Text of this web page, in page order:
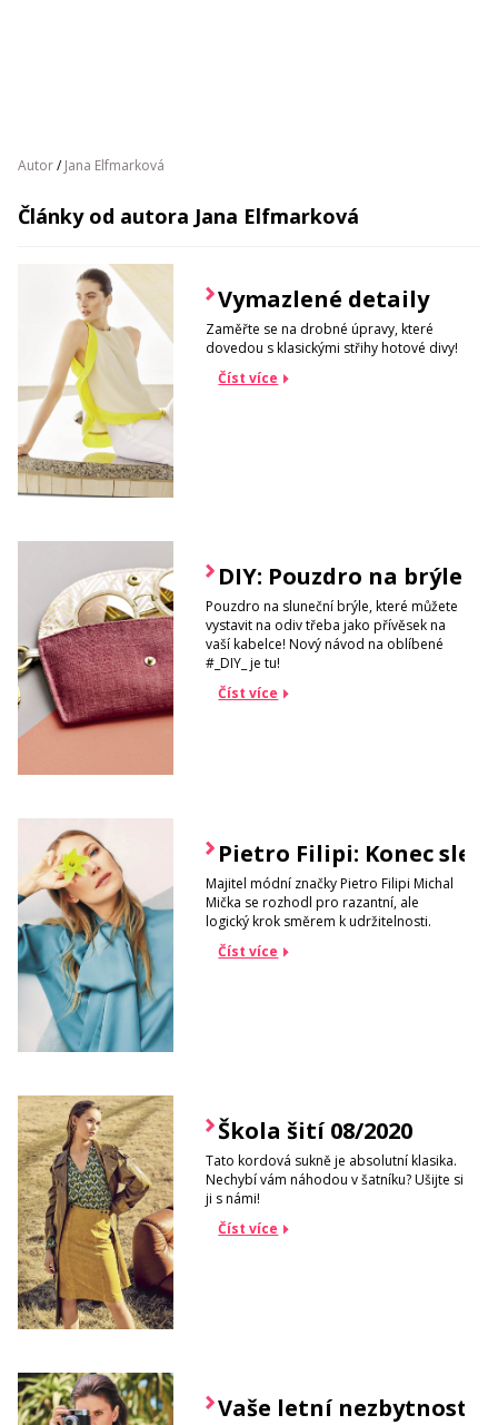
Autor/ Jana Elfmarková
Články od autora Jana Elfmarková
Vymazlené detaily
Zaměřte se na drobné úpravy, které
dovedou s klasickými střihy hotové divy!
Číst více
DIY: Pouzdro na brýle
Pouzdro na sluneční brýle, které můžete
vystavit na odiv třeba jako přívěsek na
vaší kabelce! Nový návod na oblíbené
#_DIY_ je tu!
Číst více
Pietro Filipi: Konec
Majitel módní značky Pietro Filipi Michal
Mička se rozhodl pro razantní, ale
logický krok směrem k udržitelnosti.
Číst více
Škola šití 08/2020
Tato kordová sukně je absolutní klasika.
Nechybí vám náhodou v šatníku? Ušijte si
ji s námi!
Číst více
Vaše letní nezbytnosti